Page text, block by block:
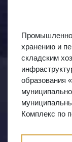
хранению и
складским
образования
Комплекс по